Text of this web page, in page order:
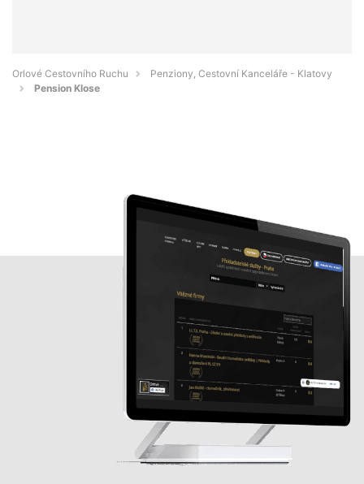
Orlové Cestovního Ruchu
Penziony, Cestovní Kanceláře - Klatovy
Pension Klose